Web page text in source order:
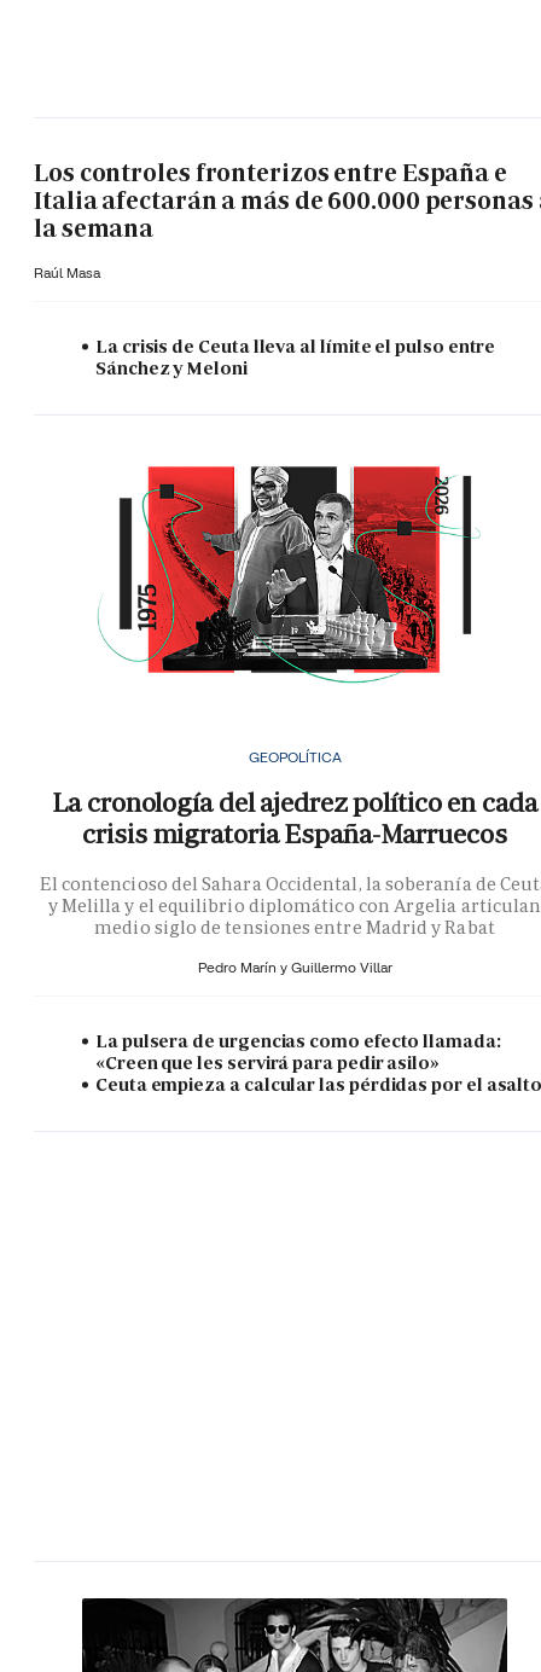
Los controles fronterizos entre España e
Italia afectarán a más de 600.000 personas
la semana
Raúl Masa
La crisis de Ceuta lleva al límite el pulso entre
Sánchez y Meloni
GEOPOLÍTICA
La cronología del ajedrez político en cada
crisis migratoria España-Marruecos
El contencioso del Sahara Occidental, la soberanía de
y Melilla y el equilibrio diplomático con Argelia articulan
medio siglo de tensiones entre Madrid y Rabat
Pedro Marín y Guillermo Villar
La pulsera de urgencias como efecto llamada:
«Creen que les servirá para pedir asilo»
Ceuta empieza a calcular las pérdidas por el